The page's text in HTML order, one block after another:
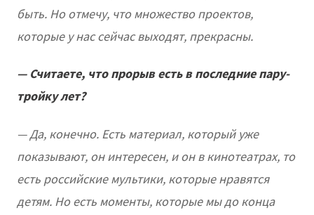
быть. Но отмечу, что множество проектов,
которые у нас сейчас выходят, прекрасны.
— Считаете, что прорыв есть в последние пару-
тройку лет?
— Да, конечно. Есть материал, который уже
показывают, он интересен, и он в кинотеатрах, то
есть российские мультики, которые нравятся
детям. Но есть моменты, которые мы до конца